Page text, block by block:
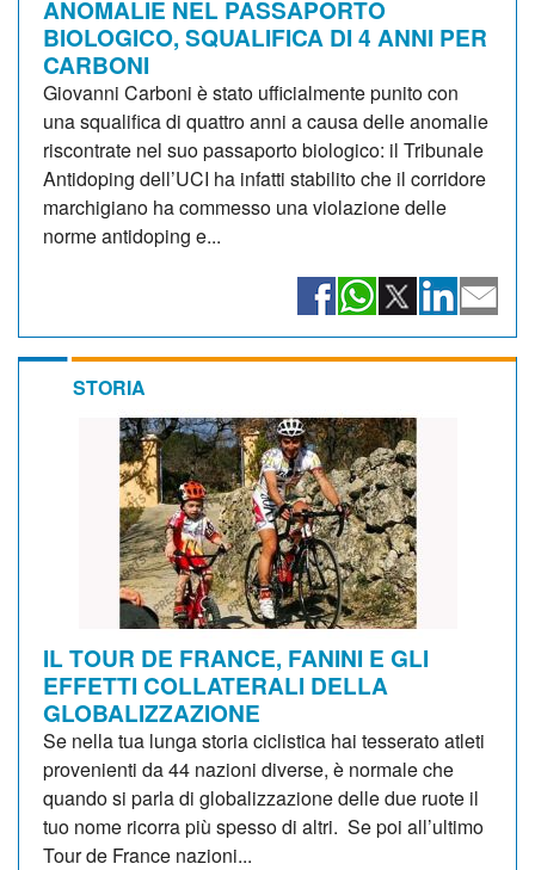
ANOMALIE NEL PASSAPORTO
BIOLOGICO, SQUALIFICA DI 4 ANNI PER
CARBONI
Giovanni Carboni è stato ufficialmente punito con
una squalifica di quattro anni a causa delle anomalie
riscontrate nel suo passaporto biologico: il Tribunale
Antidoping dell’UCI ha infatti stabilito che il corridore
marchigiano ha commesso una violazione delle
norme antidoping e...
STORIA
IL TOUR DE FRANCE, FANINI E GLI
EFFETTI COLLATERALI DELLA
GLOBALIZZAZIONE
Se nella tua lunga storia ciclistica hai tesserato atleti
provenienti da 44 nazioni diverse, è normale che
quando si parla di globalizzazione delle due ruote il
tuo nome ricorra più spesso di altri. Se poi all’ultimo
Tour de France nazioni...